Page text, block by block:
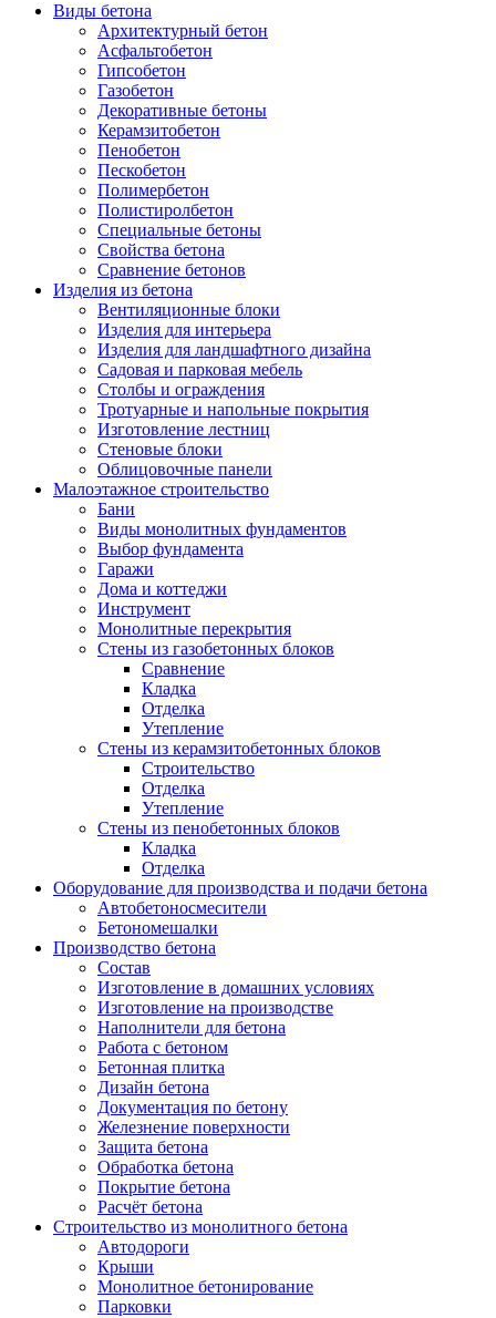
Виды бетона
Архитектурный бетон
Асфальтобетон
Гипсобетон
Газобетон
Декоративные бетоны
Керамзитобетон
Пенобетон
Пескобетон
Полимербетон
Полистиролбетон
Специальные бетоны
Свойства бетона
Сравнение бетонов
Изделия из бетона
Вентиляционные блоки
Изделия для интерьера
Изделия для ландшафтного дизайна
Садовая и парковая мебель
Столбы и ограждения
Тротуарные и напольные покрытия
Изготовление лестниц
Стеновые блоки
Облицовочные панели
Малоэтажное строительство
Бани
Виды монолитных фундаментов
Выбор фундамента
Гаражи
Дома и коттеджи
Инструмент
Монолитные перекрытия
Стены из газобетонных блоков
Сравнение
Кладка
Отделка
Утепление
Стены из керамзитобетонных блоков
Строительство
Отделка
Утепление
Стены из пенобетонных блоков
Кладка
Отделка
Оборудование для производства и подачи бетона
Автобетоносмесители
Бетономешалки
Производство бетона
Состав
Изготовление в домашних условиях
Изготовление на производстве
Наполнители для бетона
Работа с бетоном
Бетонная плитка
Дизайн бетона
Документация по бетону
Железнение поверхности
Защита бетона
Обработка бетона
Покрытие бетона
Расчёт бетона
Строительство из монолитного бетона
Автодороги
Крыши
Монолитное бетонирование
Парковки